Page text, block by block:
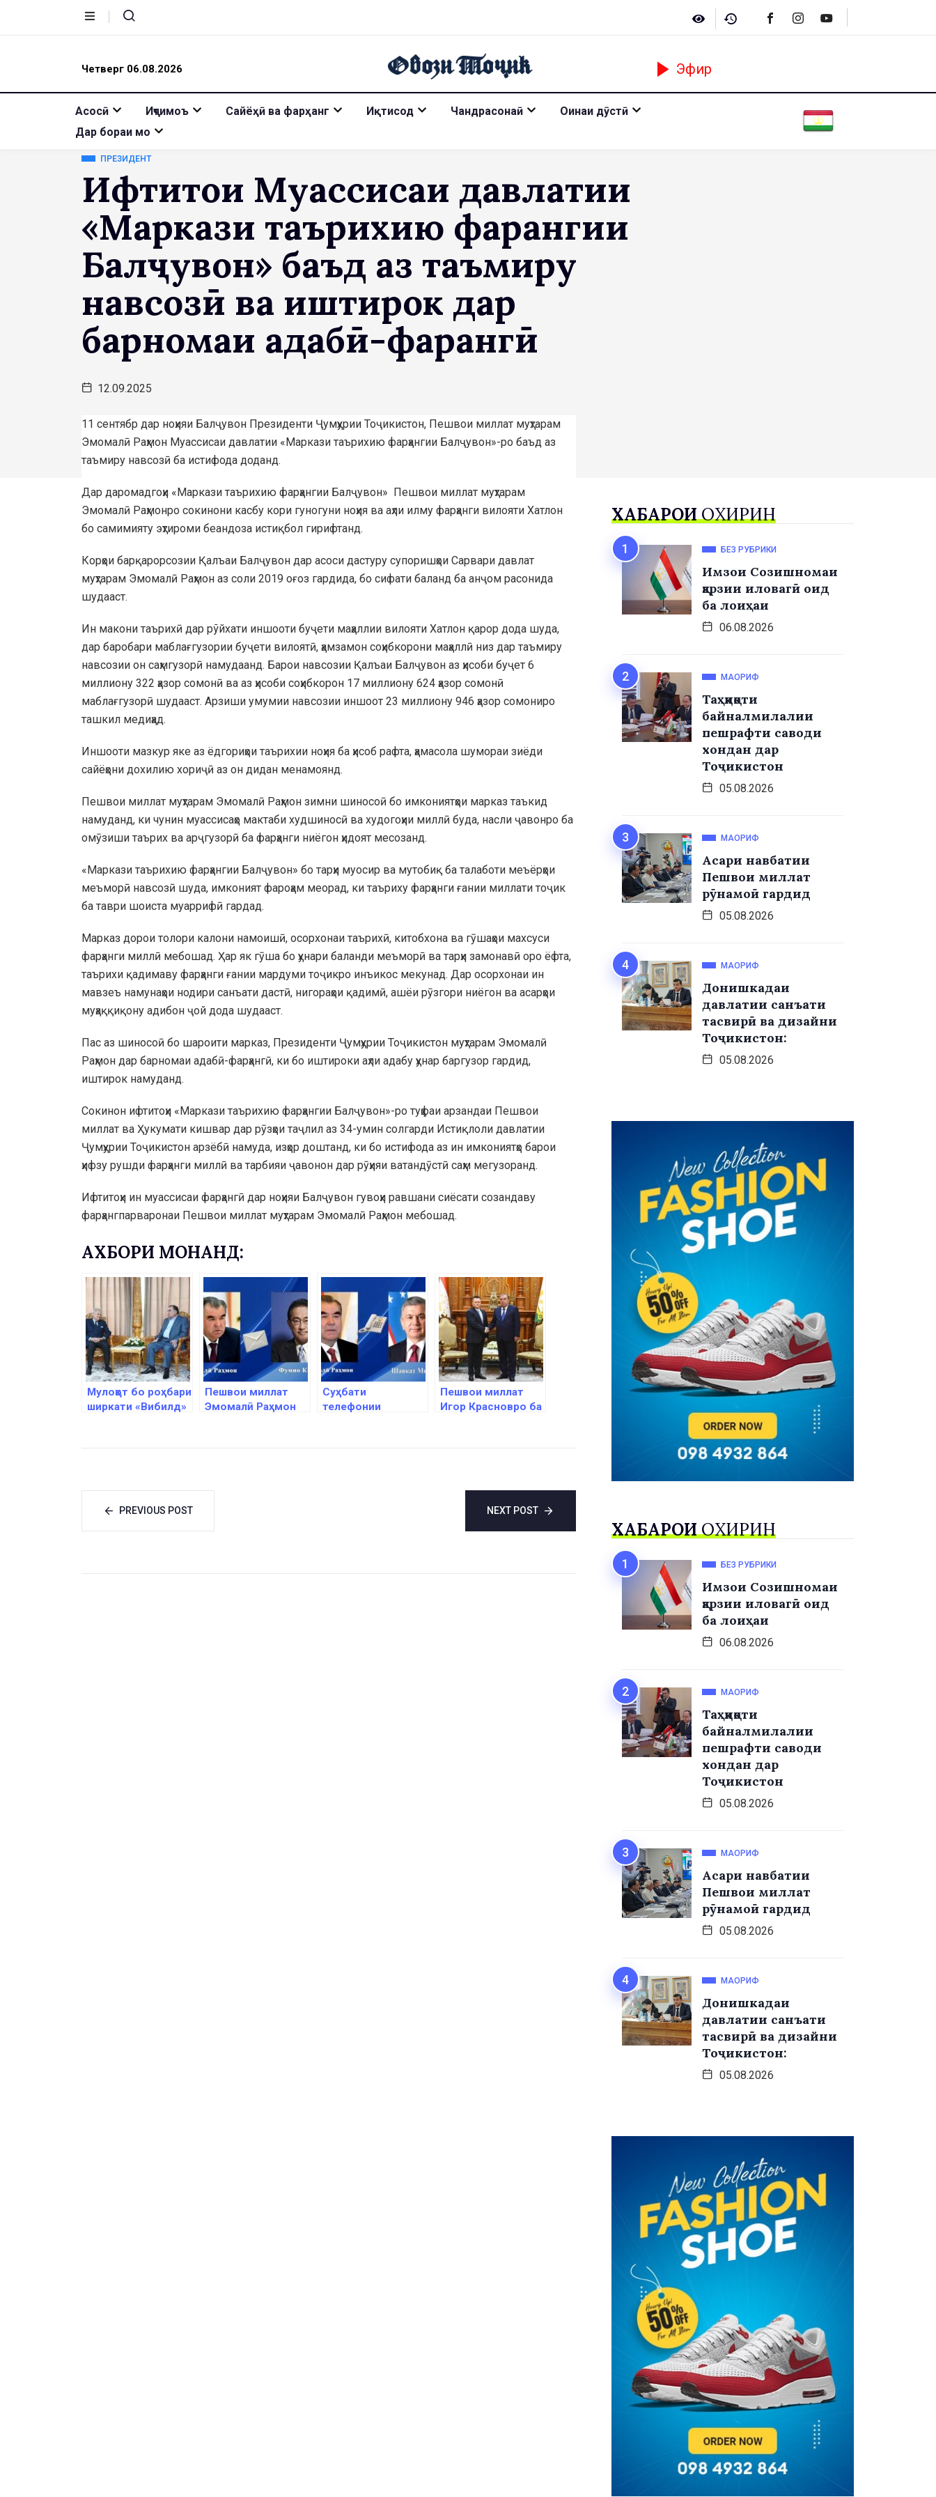
Четверг 06.08.2026 Эфир
Асосӣ Иҷтимоъ Сайёҳӣ ва фарҳанг Иқтисод Чандрасонаӣ
Оинаи дӯстӣ
Дар бораи мо
ПРЕЗИДЕНТ
Ифтитоҳи Муассисаи давлатии
«Маркази таърихию фарҳангии
Балҷувон» баъд аз таъмиру
навсозӣ ва иштирок дар
барномаи адабӣ-фарҳангӣ
12.09.2025
11 сентябр дар ноҳияи Балҷувон Президенти Ҷумҳурии Тоҷикистон, Пешвои миллат муҳтарам
Эмомалӣ Раҳмон Муассисаи давлатии «Маркази таърихию фарҳангии Балҷувон»-ро баъд аз
таъмиру навсозӣ ба истифода доданд.
Дар даромадгоҳи «Маркази таърихию фарҳангии Балҷувон» Пешвои миллат муҳтарам
Эмомалӣ Раҳмонро сокинони касбу кори гуногуни ноҳия ва аҳли илму фарҳанги вилояти Хатлон
бо самимияту эҳтироми беандоза истиқбол гирифтанд.
Корҳои барқарорсозии Қалъаи Балҷувон дар асоси дастуру супоришҳои Сарвари давлат
муҳтарам Эмомалӣ Раҳмон аз соли 2019 оғоз гардида, бо сифати баланд ба анҷом расонида
шудааст.
Ин макони таърихӣ дар рўйхати иншооти буҷети маҳаллии вилояти Хатлон қарор дода шуда,
дар баробари маблағгузории буҷети вилоятӣ, ҳамзамон соҳибкорони маҳаллӣ низ дар таъмиру
навсозии он саҳмгузорӣ намудаанд. Барои навсозии Қалъаи Балҷувон аз ҳисоби буҷет 6
миллиону 322 ҳазор сомонӣ ва аз ҳисоби соҳибкорон 17 миллиону 624 ҳазор сомонӣ
маблағгузорӣ шудааст. Арзиши умумии навсозии иншоот 23 миллиону 946 ҳазор сомониро
ташкил медиҳад.
Иншооти мазкур яке аз ёдгориҳои таърихии ноҳия ба ҳисоб рафта, ҳамасола шумораи зиёди
сайёҳони дохилию хориҷӣ аз он дидан менамоянд.
Пешвои миллат муҳтарам Эмомалӣ Раҳмон зимни шиносоӣ бо имкониятҳои марказ таъкид
намуданд, ки чунин муассисаҳо мактаби худшиносӣ ва худогоҳии миллӣ буда, насли ҷавонро ба
омӯзиши таърих ва арҷгузорӣ ба фарҳанги ниёгон ҳидоят месозанд.
«Маркази таърихию фарҳангии Балҷувон» бо тарҳи муосир ва мутобиқ ба талаботи меъёрҳои
меъморӣ навсозӣ шуда, имконият фароҳам меорад, ки таъриху фарҳанги ғании миллати тоҷик
ба таври шоиста муаррифӣ гардад.
Марказ дорои толори калони намоишӣ, осорхонаи таърихӣ, китобхона ва гӯшаҳои махсуси
фарҳанги миллӣ мебошад. Ҳар як гӯша бо ҳунари баланди меъморӣ ва тарҳи замонавӣ оро ёфта,
таърихи қадимаву фарҳанги ғании мардуми тоҷикро инъикос мекунад. Дар осорхонаи ин
мавзеъ намунаҳои нодири санъати дастӣ, нигораҳои қадимӣ, ашёи рӯзгори ниёгон ва асарҳои
муҳаққиқону адибон ҷой дода шудааст.
Пас аз шиносоӣ бо шароити марказ, Президенти Ҷумҳурии Тоҷикистон муҳтарам Эмомалӣ
Раҳмон дар барномаи адабӣ-фарҳангӣ, ки бо иштироки аҳли адабу ҳунар баргузор гардид,
иштирок намуданд.
Сокинон ифтитоҳи «Маркази таърихию фарҳангии Балҷувон»-ро туҳфаи арзандаи Пешвои
миллат ва Ҳукумати кишвар дар рӯзҳои таҷлил аз 34-умин солгарди Истиқлоли давлатии
Ҷумҳурии Тоҷикистон арзёбӣ намуда, изҳор доштанд, ки бо истифода аз ин имкониятҳо барои
ҳифзу рушди фарҳанги миллӣ ва тарбияи ҷавонон дар рӯҳияи ватандӯстӣ саҳм мегузоранд.
Ифтитоҳи ин муассисаи фарҳангӣ дар ноҳияи Балҷувон гувоҳи равшани сиёсати созандаву
фарҳангпарваронаи Пешвои миллат муҳтарам Эмомалӣ Раҳмон мебошад.
АХБОРИ МОНАНД:
Мулоқот бо роҳбари
ширкати «Вибилд»
Пешвои миллат
Эмомалӣ Раҳмон
Суҳбати
телефонии
Пешвои миллат
Игор Красновро ба
PREVIOUS POST NEXT POST
ХАБАРҲОИОХИРИН
БЕЗ РУБРИКИ
Имзои Созишномаи
қарзии иловагӣ оид
ба лоиҳаи
06.08.2026
МАОРИФ
Таҳқиқоти
байналмилалии
пешрафти саводи
хондан дар
Тоҷикистон
05.08.2026
МАОРИФ
Асари навбатии
Пешвои миллат
рӯнамоӣ гардид
05.08.2026
МАОРИФ
Донишкадаи
давлатии санъати
тасвирӣ ва дизайни
Тоҷикистон:
05.08.2026
ХАБАРҲОИОХИРИН
БЕЗ РУБРИКИ
Имзои Созишномаи
қарзии иловагӣ оид
ба лоиҳаи
06.08.2026
МАОРИФ
Таҳқиқоти
байналмилалии
пешрафти саводи
хондан дар
Тоҷикистон
05.08.2026
МАОРИФ
Асари навбатии
Пешвои миллат
рӯнамоӣ гардид
05.08.2026
МАОРИФ
Донишкадаи
давлатии санъати
тасвирӣ ва дизайни
Тоҷикистон:
05.08.2026